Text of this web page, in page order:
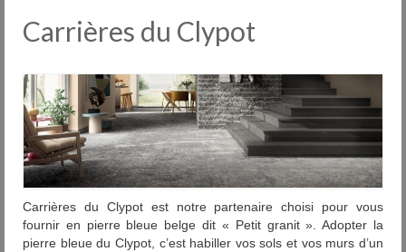
Pose
Entretien
Services
Outlet
Showrooms
Carrières du Clypot
Carrières du Clypot est notre partenaire choisi pour vous
fournir en pierre bleue belge dit « Petit granit ». Adopter la
pierre bleue du Clypot, c’est habiller vos sols et vos murs d’un